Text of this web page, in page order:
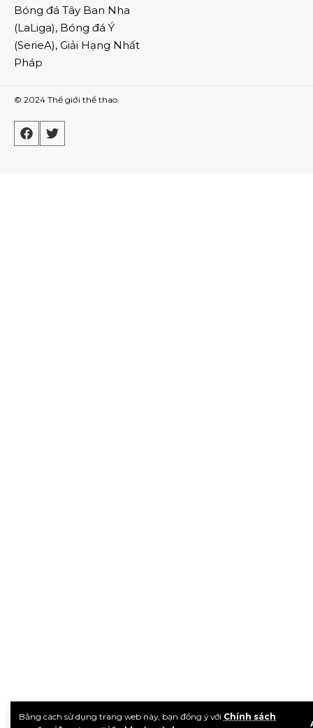
Bằng cách sử dụng trang web này, bạn đồng ý với Chính sách
Bóng đá Tây Ban Nha
(LaLiga), Bóng đá Ý
(SerieA), Giải Hạng Nhất
Pháp
© 2024 Thế giới thể thao